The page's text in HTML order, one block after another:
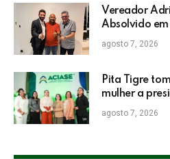
Vereador
Absolvido
Eleitoral no
agosto 7, 2026
Pita Tigre
mulher a
retomada do
Empresarial
agosto 7, 2026